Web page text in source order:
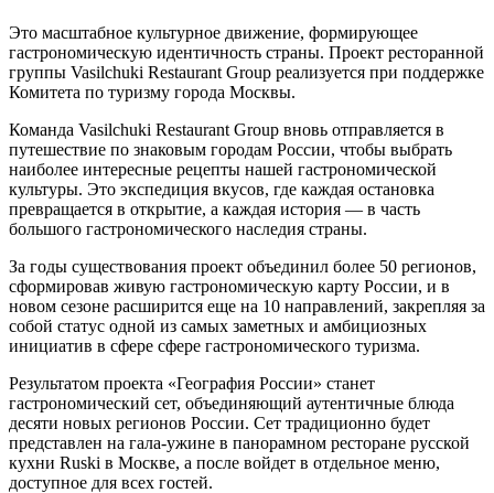
Это масштабное культурное движение, формирующее
гастрономическую идентичность страны. Проект ресторанной
группы Vasilchuki Restaurant Group реализуется при поддержке
Комитета по туризму города Москвы.
Команда Vasilchuki Restaurant Group вновь отправляется в
путешествие по знаковым городам России, чтобы выбрать
наиболее интересные рецепты нашей гастрономической
культуры. Это экспедиция вкусов, где каждая остановка
превращается в открытие, а каждая история — в часть
большого гастрономического наследия страны.
За годы существования проект объединил более 50 регионов,
сформировав живую гастрономическую карту России, и в
новом сезоне расширится еще на 10 направлений, закрепляя за
собой статус одной из самых заметных и амбициозных
инициатив в сфере сфере гастрономического туризма.
Результатом проекта «География России» станет
гастрономический сет, объединяющий аутентичные блюда
десяти новых регионов России. Сет традиционно будет
представлен на гала-ужине в панорамном ресторане русской
кухни Ruski в Москве, а после войдет в отдельное меню,
доступное для всех гостей.